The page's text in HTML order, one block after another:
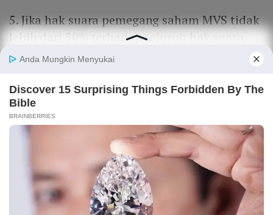
5. Jika hak suara pemegang saham MVS tidak
lebih dari 50% terhadap seluruh hak suara,
emiten dapat meningkatkan rasio hak suara
suaranya menjadi paling tinggi 60 : 1.
BACA JUGA
Tren ‘Exit’ Startup Indonesia 2021, antara IPO,
Merger, dan Akuisisi
6. Terkait persyaratan kepemilikan efek.
Pemegang saham MVS untuk pertama kali